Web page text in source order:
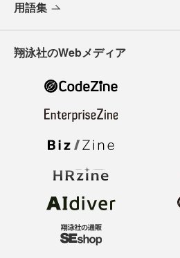
用語集
翔泳社のWebメディア